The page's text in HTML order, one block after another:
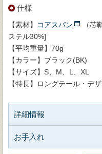
仕様
【素材】 コアスパン
（芯
ステル30%]
【平均重量】70g
【カラー】ブラック(BK)
【サイズ】S、M、L、XL
【特長】ロングテール・デ
詳細情報
お手入れ